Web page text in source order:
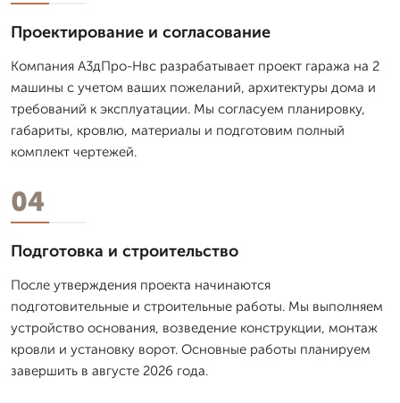
Проектирование и согласование
Компания А3дПро-Нвс разрабатывает проект гаража на 2
машины с учетом ваших пожеланий, архитектуры дома и
требований к эксплуатации. Мы согласуем планировку,
габариты, кровлю, материалы и подготовим полный
комплект чертежей.
04
Подготовка и строительство
После утверждения проекта начинаются
подготовительные и строительные работы. Мы выполняем
устройство основания, возведение конструкции, монтаж
кровли и установку ворот. Основные работы планируем
завершить в августе 2026 года.